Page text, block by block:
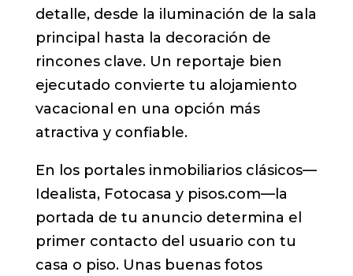
detalle, desde la iluminación de la sala
principal hasta la decoración de
rincones clave. Un reportaje bien
ejecutado convierte tu alojamiento
vacacional en una opción más
atractiva y confiable.
En los portales inmobiliarios clásicos—
Idealista, Fotocasa y pisos.com—la
portada de tu anuncio determina el
primer contacto del usuario con tu
casa o piso. Unas buenas fotos